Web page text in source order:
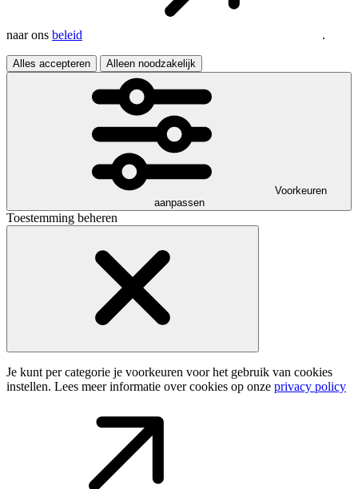
naar ons beleid .
Alles accepteren Alleen noodzakelijk
Voorkeuren
aanpassen
Toestemming beheren
Je kunt per categorie je voorkeuren voor het gebruik van cookies
instellen. Lees meer informatie over cookies op onze privacy policy